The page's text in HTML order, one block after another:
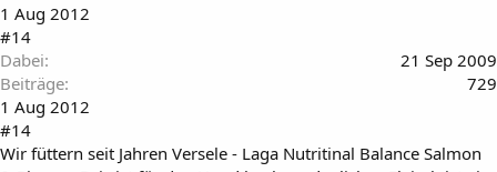
1 Aug 2012
#14
Dabei
21 Sep 2009
Beiträge
729
1 Aug 2012
#14
Wir füttern seit Jahren Versele - Laga Nutritinal Balance Salmon